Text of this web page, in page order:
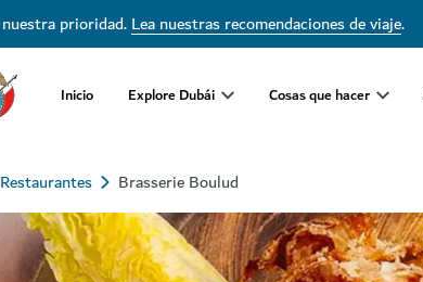
prioridad.Lea nuestras recomendaciones de viaje.
Inicio Explore Dubái Cosas que hacer
Restaurantes Brasserie Boulud